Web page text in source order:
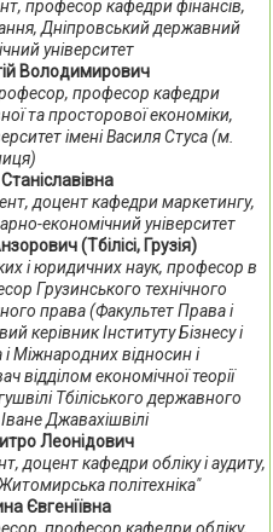
професор кафедри фінансів,
Дніпровський державний
університет
Володимирович
професор кафедри
та просторової економіки,
імені Василя Стуса (м.
доцент кафедри маркетингу,
економічний університет
(Тбілісі, Грузія)
і юридичних наук, професор в
Грузинського технічного
права (Факультет Права і
керівник Інституту Бізнесу і
Міжнародних відносин і
відділом економічної теорії
Тбіліського державного
Джавахішвілі
Леонідович
доцент кафедри обліку і аудиту,
політехніка"
Євгеніївна